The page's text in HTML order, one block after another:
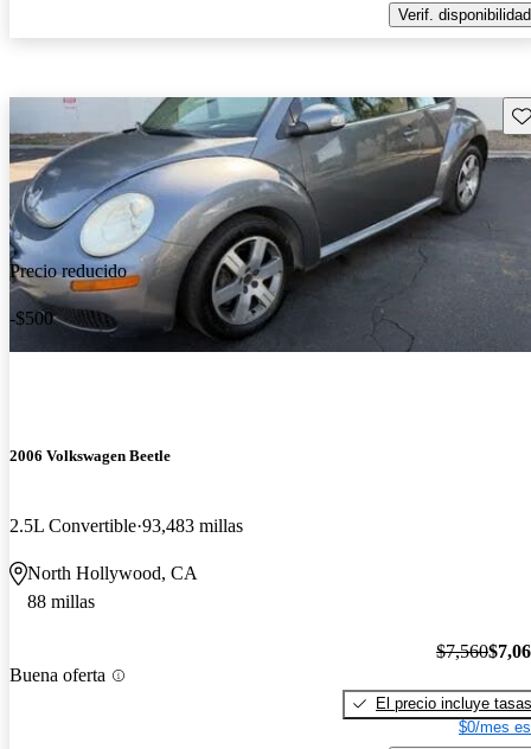
Verif. disponibilidad
Precio reducido
-$500
2006 Volkswagen Beetle
2.5L Convertible 93,483 millas
North Hollywood, CA
88 millas
Buena oferta
$7,560
El precio incluye tasas
$0/mes